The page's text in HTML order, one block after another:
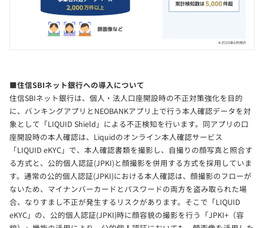
■住信SBIネット銀行への導入について
住信SBIネット銀行は、個人・法人口座開設時の不正対策強化を目的
に、バンキングアプリとNEOBANKアプリ上で行う本人確認データを対
象として「LIQUID Shield」による不正検知を行います。同アプリの口
座開設時の本人確認は、Liquidのオンライン本人確認サービス
「LIQUID eKYC」で、本人確認書類を撮影し、自撮りの顔写真と照合す
る方式と、公的個人認証(JPKI)と顔撮影を併用する方式を採用していま
す。通常の公的個人認証(JPKI)における本人確認は、顔撮影のフローが
ないため、マイナンバーカードとパスワードの両方を盗み取られた場
合、なりすまし不正が発生するリスクがあります。そこで「LIQUID
eKYC」の、公的個人認証(JPKI)時に顔容貌の撮影を行う「JPKI+（容